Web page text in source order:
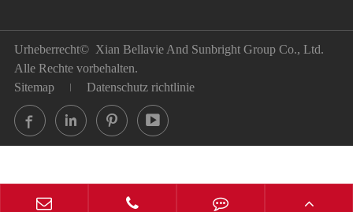
Urheberrecht© Xian Bellavie And Sunbright Group Co., Ltd.
Alle Rechte vorbehalten.
Sitemap
Datenschutz richtlinie
   